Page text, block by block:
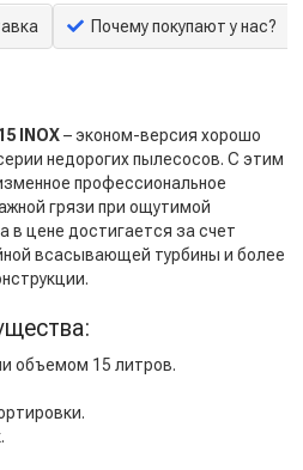
Почему покупают у нас?
INOX– эконом-версия хорошо
недорогих пылесосов. С этим
профессиональное
грязи при ощутимой
в цене достигается за счет
всасывающей турбины и более
объемом 15 литров.